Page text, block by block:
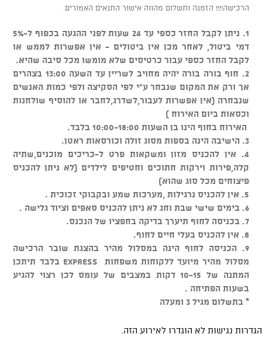
הרכישה!!!! הזמנה ותשלום מהווה אישור התנאים האמורים.
1. ניתן לקבל החזר כספי עד 24 שעות לפני ההגעה בכפוף ל-5%
דמי ביטול, לאחר מכן אין ביטולים - אין אפשרות לממש או
לקבל החזר כספי עבור כרטיסים שלא מומשו מכל סיבה שהיא.
2. חוף בורה בורה יהיה מחויב לשריין עד השעה 13:00 בצהרים
אך ורק את המקום שנבחר ע"י לפי הסקיצה ולפי כמות האנשים
שנבחרה (אין אפשרות לעבור,לשדרג,לחבר או להוסיף שולחנות
וכסאות ביום האירוח )
האירוח בחוף הינו בן השעות 10:00-18:00 בלבד.
3. הישיבה הינה בספות מסוג זולה וכורסאות ראטן.
4. אין להכניס מזון ומשקאות פרט ל-כריכים מוכנים,שתיה
קלה,פירות וירקות חתוכים וחטיפים לילדים (לא ניתן להכניס
פיצוחים מכל סוג שהוא)
5. אין להכניס נרגילות ,מערכות שמע ובקבוקי זכוכית .
6. בימים שישי שבת וחג לא ניתן להכניס סאפים וציוד גלישה .
7. בכניסה לחוף תיערך בדיקה בחפציו של הנכנס.
8. אין להכניס בעלי חיים לחוף.
9. הכניסה לחוף הינה במסלול מהיר בהצגת שובר הרכישה
מסלול מהיר מיועד ללקוחות משפחות EXPRESS בלבד תיתכן
המתנה של 10-15 דקות במצבים של עומס לכן רצוי להגיע
בשעות הפתיחה .
* בתשלום מגיל 3 ומעלה
הגדרות נגישות לא הוגדרו לאירוע הזה.